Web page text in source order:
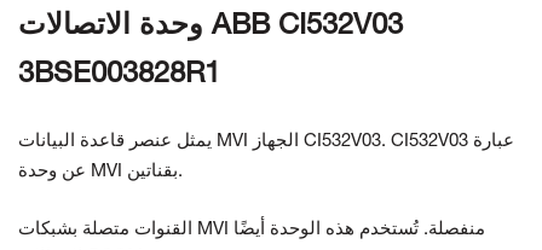
وحدة الاتصالات ABB CI532V03
3BSE003828R1
يمثل عنصر قاعدة البيانات MVI الجهاز CI532V03. CI532V03 عبارة
عن وحدة MVI بقناتين.
القنوات متصلة بشبكات MVI منفصلة. تُستخدم هذه الوحدة أيضًا